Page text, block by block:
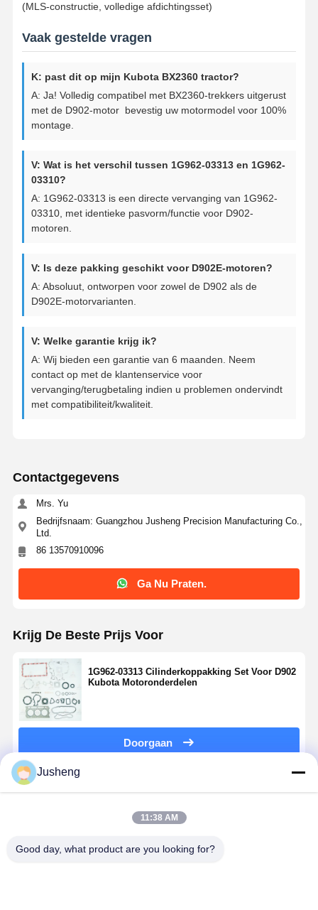
(MLS-constructie, volledige afdichtingsset)
Vaak gestelde vragen
K: past dit op mijn Kubota BX2360 tractor?
A: Ja! Volledig compatibel met BX2360-trekkers uitgerust
met de D902-motor ️ bevestig uw motormodel voor 100%
montage.
V: Wat is het verschil tussen 1G962-03313 en 1G962-
03310?
A: 1G962-03313 is een directe vervanging van 1G962-
03310, met identieke pasvorm/functie voor D902-
motoren.
V: Is deze pakking geschikt voor D902E-motoren?
A: Absoluut, ontworpen voor zowel de D902 als de
D902E-motorvarianten.
V: Welke garantie krijg ik?
A: Wij bieden een garantie van 6 maanden. Neem
contact op met de klantenservice voor
vervanging/terugbetaling indien u problemen ondervindt
met compatibiliteit/kwaliteit.
Contactgegevens
Mrs. Yu
Bedrijfsnaam: Guangzhou Jusheng Precision Manufacturing Co.,
Ltd.
86 13570910096
Ga Nu Praten.
Krijg De Beste Prijs Voor
1G962-03313 Cilinderkoppakking Set Voor D902
Kubota Motoronderdelen
Doorgaan
Geadviseerde Producten
Jusheng
11:38 AM
Good day, what product are you looking for?